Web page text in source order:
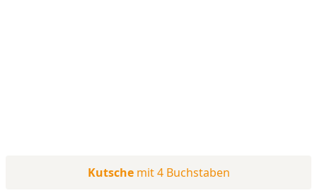
Kutsche mit 4 Buchstaben